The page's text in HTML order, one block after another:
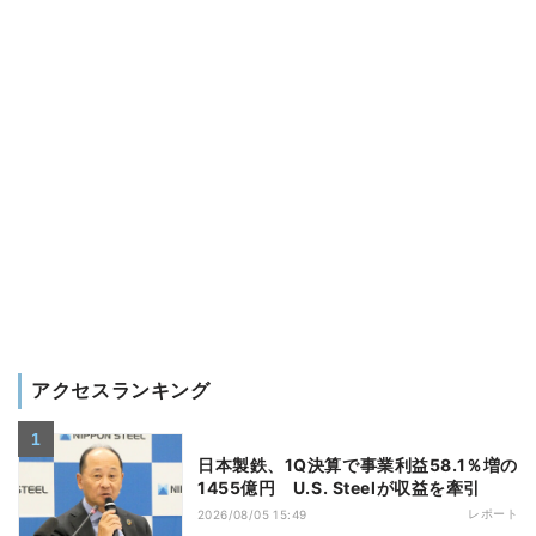
アクセスランキング
日本製鉄、1Q決算で事業利益58.1％増の
1455億円 U.S. Steelが収益を牽引
2026/08/05 15:49 レポート